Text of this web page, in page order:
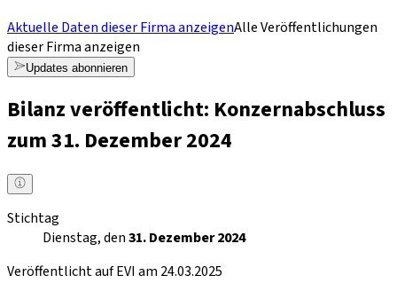
Aktuelle Daten dieser Firma anzeigenAlle Veröffentlichungen
dieser Firma anzeigen
Updates abonnieren
Bilanz veröffentlicht: Konzernabschluss
zum 31. Dezember 2024
Stichtag
Dienstag, den31. Dezember 2024
Veröffentlicht auf EVI am 24.03.2025